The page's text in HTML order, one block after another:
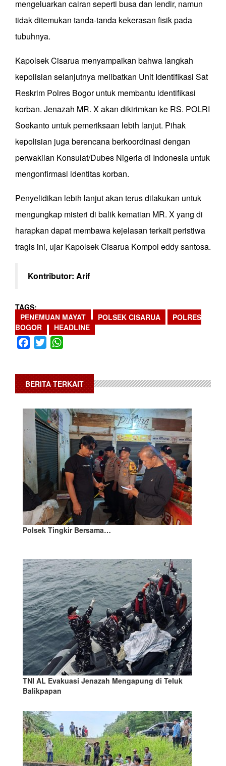
mengeluarkan cairan seperti busa dan lendir, namun
tidak ditemukan tanda-tanda kekerasan fisik pada
tubuhnya.
Kapolsek Cisarua menyampaikan bahwa langkah
kepolisian selanjutnya melibatkan Unit Identifikasi Sat
Reskrim Polres Bogor untuk membantu identifikasi
korban. Jenazah MR. X akan dikirimkan ke RS. POLRI
Soekanto untuk pemeriksaan lebih lanjut. Pihak
kepolisian juga berencana berkoordinasi dengan
perwakilan Konsulat/Dubes Nigeria di Indonesia untuk
mengonfirmasi identitas korban.
Penyelidikan lebih lanjut akan terus dilakukan untuk
mengungkap misteri di balik kematian MR. X yang di
harapkan dapat membawa kejelasan terkait peristiwa
tragis ini, ujar Kapolsek Cisarua Kompol eddy santosa.
Kontributor: Arif
TAGS
PENEMUAN MAYAT
POLSEK CISARUA
POLRES
BOGOR
HEADLINE
Facebook
Twitter
BERITA TERKAIT
Polsek Tingkir Bersama…
TNI AL Evakuasi Jenazah Mengapung di Teluk
Balikpapan